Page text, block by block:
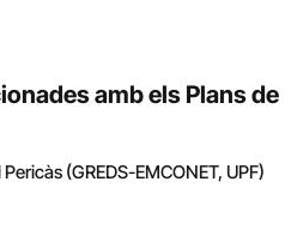
amb els Plans de
(GREDS-EMCONET, UPF)